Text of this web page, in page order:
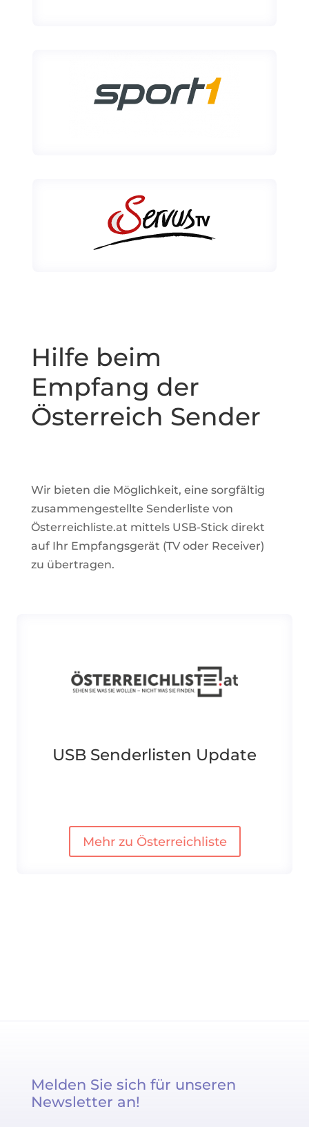
Hilfe beim
Empfang der
Österreich Sender
Wir bieten die Möglichkeit, eine sorgfältig
zusammengestellte Senderliste von
Österreichliste.at mittels USB-Stick direkt
auf Ihr Empfangsgerät (TV oder Receiver)
zu übertragen.
USB Senderlisten Update
Mehr zu Österreichliste
Melden Sie sich für unseren
Newsletter an!